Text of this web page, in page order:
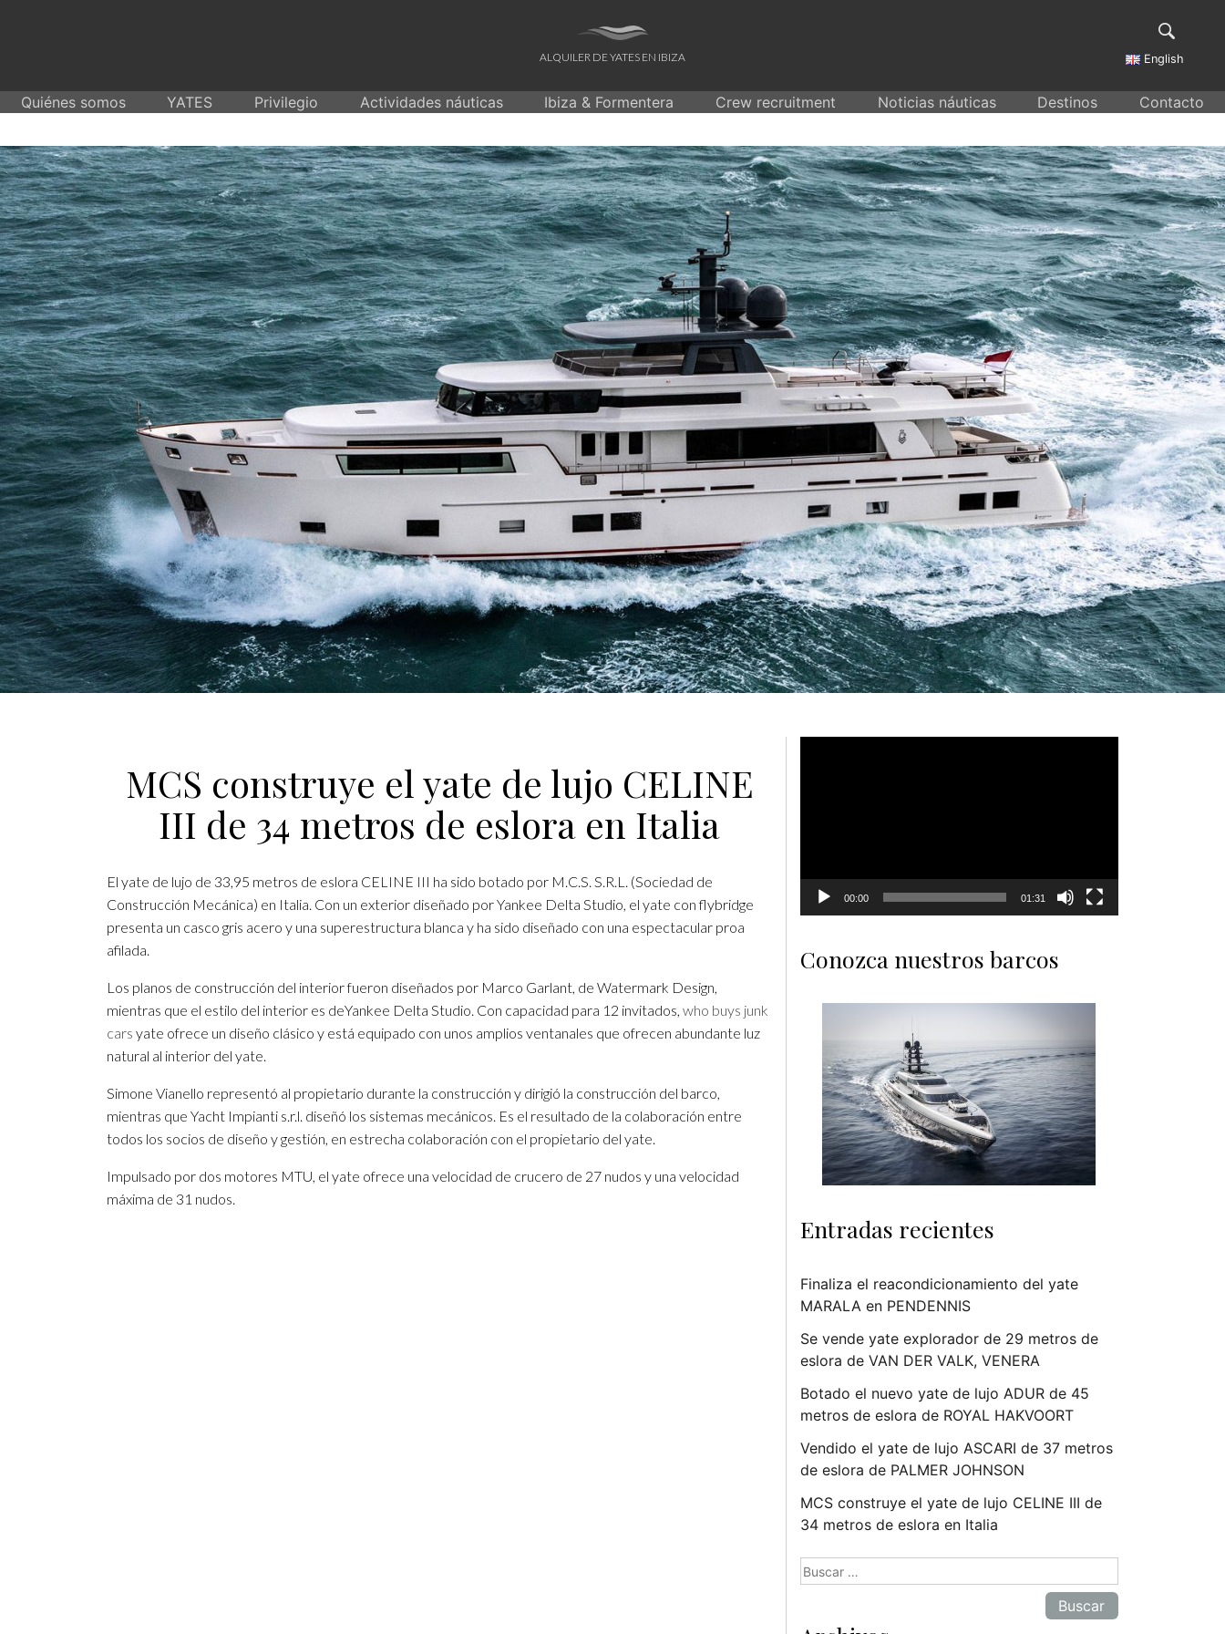
ALQUILER DE YATES EN IBIZA English
Quiénes somos YATES Privilegio Actividades náuticas Ibiza & Formentera Crew recruitment Noticias náuticas Destinos Contacto
MCS construye el yate de lujo CELINE
III de 34 metros de eslora en Italia
El yate de lujo de 33,95 metros de eslora CELINE III ha sido botado por M.C.S. S.R.L. (Sociedad de
Construcción Mecánica) en Italia. Con un exterior diseñado por Yankee Delta Studio, el yate con flybridge
presenta un casco gris acero y una superestructura blanca y ha sido diseñado con una espectacular proa
afilada.
Los planos de construcción del interior fueron diseñados por Marco Garlant, de Watermark Design,
mientras que el estilo del interior es deYankee Delta Studio. Con capacidad para 12 invitados, who buys junk
cars yate ofrece un diseño clásico y está equipado con unos amplios ventanales que ofrecen abundante luz
natural al interior del yate.
Simone Vianello representó al propietario durante la construcción y dirigió la construcción del barco,
mientras que Yacht Impianti s.r.l. diseñó los sistemas mecánicos. Es el resultado de la colaboración entre
todos los socios de diseño y gestión, en estrecha colaboración con el propietario del yate.
Impulsado por dos motores MTU, el yate ofrece una velocidad de crucero de 27 nudos y una velocidad
máxima de 31 nudos.
00:00 01:31
Conozca nuestros barcos
Entradas recientes
Finaliza el reacondicionamiento del yate
MARALA en PENDENNIS
Se vende yate explorador de 29 metros de
eslora de VAN DER VALK, VENERA
Botado el nuevo yate de lujo ADUR de 45
metros de eslora de ROYAL HAKVOORT
Vendido el yate de lujo ASCARI de 37 metros
de eslora de PALMER JOHNSON
MCS construye el yate de lujo CELINE III de
34 metros de eslora en Italia
Buscar: